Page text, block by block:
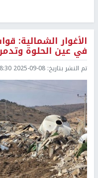
الأغوار الشمالية:
في عين الحلوة
تم النشر بتاريخ: 2025-09-08 08:30